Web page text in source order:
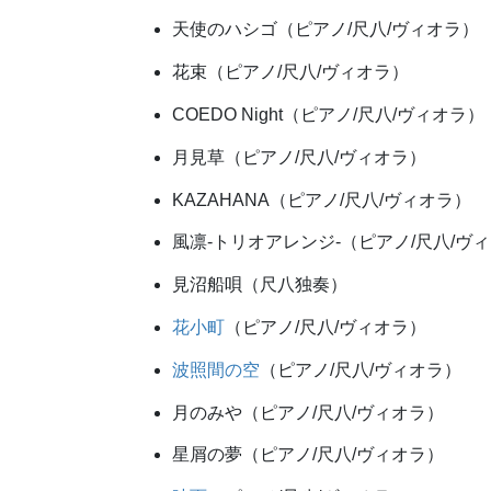
天使のハシゴ（ピアノ/尺八/ヴィオラ）
花束（ピアノ/尺八/ヴィオラ）
COEDO Night（ピアノ/尺八/ヴィオラ）
月見草（ピアノ/尺八/ヴィオラ）
KAZAHANA（ピアノ/尺八/ヴィオラ）
風凛-トリオアレンジ-（ピアノ/尺八/ヴ
見沼船唄（尺八独奏）
花小町 （ピアノ/尺八/ヴィオラ）
波照間の空 （ピアノ/尺八/ヴィオラ）
月のみや（ピアノ/尺八/ヴィオラ）
星屑の夢（ピアノ/尺八/ヴィオラ）